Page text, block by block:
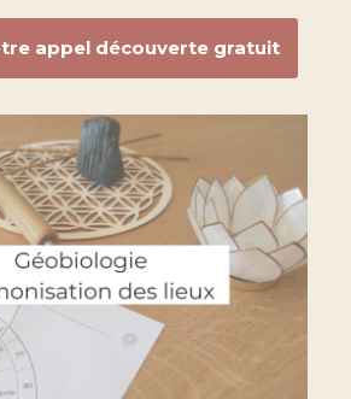
appel découverte gratuit